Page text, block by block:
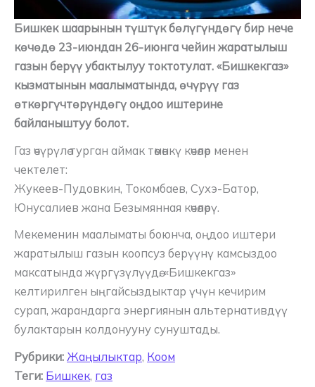
Бишкек шаарынын түштүк бөлүгүндөгү бир нече
көчөдө 23-июндан 26-июнга чейин жаратылыш
газын берүү убактылуу токтотулат. «Бишкекгаз»
кызматынын маалыматында, өчүрүү газ
өткөргүчтөрүндөгү оңдоо иштерине
байланыштуу болот.
Газ өчүрүлө турган аймак төмөнкү көчөлөр менен
чектелет:
Жукеев-Пудовкин, Токомбаев, Сухэ-Батор,
Юнусалиев жана Безымянная көчөлөрү.
Мекеменин маалыматы боюнча, оңдоо иштери
жаратылыш газын коопсуз берүүнү камсыздоо
максатында жүргүзүлүүдө. «Бишкекгаз»
келтирилген ыңгайсыздыктар үчүн кечирим
сурап, жарандарга энергиянын альтернативдүү
булактарын колдонууну сунуштады.
Рубрики: Жаңылыктар, Коом
Теги: Бишкек, газ